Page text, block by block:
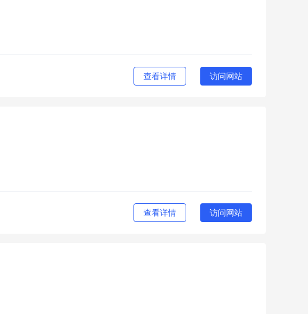
查看详情 访问网站
查看详情 访问网站